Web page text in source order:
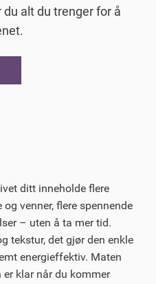
alt du trenger for å
ditt inneholde flere
venner, flere spennende
– uten å ta mer tid.
tekstur, det gjør den enkle
energieffektiv. Maten
er klar når du kommer